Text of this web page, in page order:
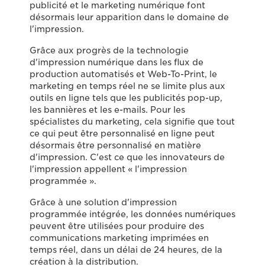
publicité et le marketing numérique font
désormais leur apparition dans le domaine de
l'impression.
Grâce aux progrès de la technologie
d'impression numérique dans les flux de
production automatisés et Web-To-Print, le
marketing en temps réel ne se limite plus aux
outils en ligne tels que les publicités pop-up,
les bannières et les e-mails. Pour les
spécialistes du marketing, cela signifie que tout
ce qui peut être personnalisé en ligne peut
désormais être personnalisé en matière
d'impression. C'est ce que les innovateurs de
l'impression appellent « l'impression
programmée ».
Grâce à une solution d'impression
programmée intégrée, les données numériques
peuvent être utilisées pour produire des
communications marketing imprimées en
temps réel, dans un délai de 24 heures, de la
création à la distribution.